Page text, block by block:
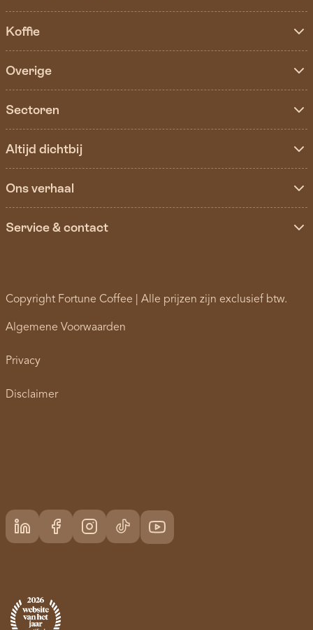
Koffie
Overige
Sectoren
Altijd dichtbij
Ons verhaal
Service & contact
Copyright Fortune Coffee | Alle prijzen zijn exclusief btw.
Algemene Voorwaarden
Privacy
Disclaimer